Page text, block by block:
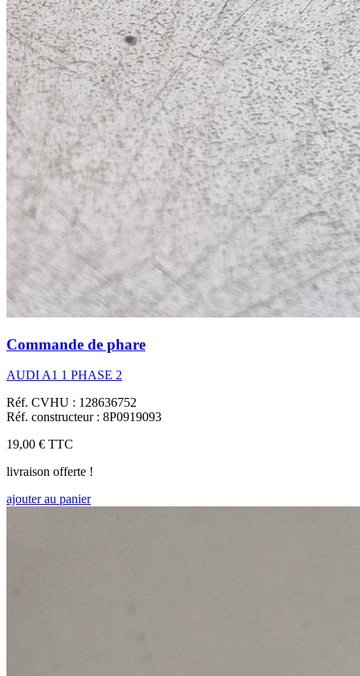
Commande de phare
AUDI A1 1 PHASE 2
Réf. CVHU : 128636752
Réf. constructeur : 8P0919093
19,00 € TTC
livraison offerte !
ajouter au panier